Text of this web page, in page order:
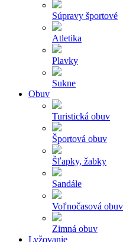
Súpravy športové
Atletika
Plavky
Sukne
Obuv
Turistická obuv
Športová obuv
Šľapky, žabky
Sandále
Voľnočasová obuv
Zimná obuv
Lyžovanie